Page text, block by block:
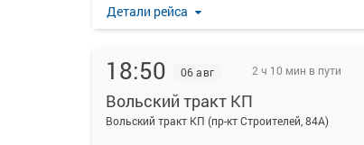
Детали рейса
18:50 06 авг 2 ч 10 мин в пути
Вольский тракт КП
Вольский тракт КП (пр-кт Строителей, 84А)